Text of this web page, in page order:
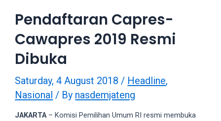
your
verified
user
porn
videos
Pendaftaran Capres-
Cawapres 2019 Resmi
Dibuka
Saturday, 4 August 2018/ Headline,
Nasional / By nasdemjateng
JAKARTA – Komisi Pemilihan Umum RI resmi membuka